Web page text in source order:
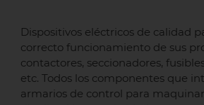
Dispositivos eléctricos de calidad
correcto funcionamiento de sus
contactores, seccionadores,
etc. Todos los componentes que
armarios de control para